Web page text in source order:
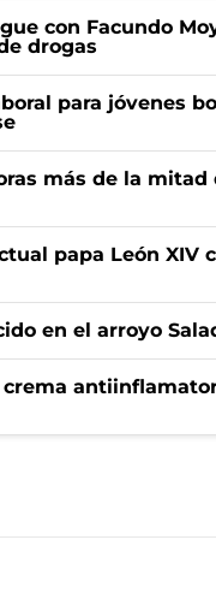
con Facundo
drogas
para jóvenes
más de la
papa León XIV
en el arroyo